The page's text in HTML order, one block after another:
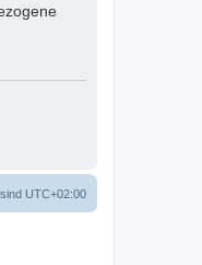
UTC+02:00